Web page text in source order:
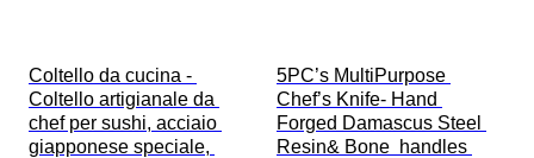
Coltello da cucina -
Coltello artigianale da
chef per sushi, acciaio
giapponese speciale,
5PC’s MultiPurpose
Chef’s Knife- Hand
Forged Damascus Steel
Resin& Bone  handles